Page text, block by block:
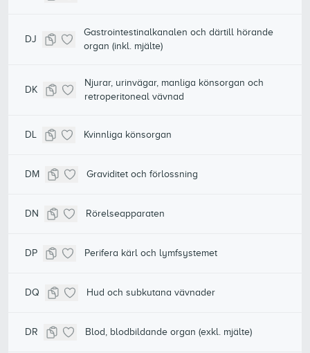
DJ
Gastrointestinalkanalen och därtill hörande
organ (inkl. mjälte)
DK
Njurar, urinvägar, manliga könsorgan och
retroperitoneal vävnad
DL Kvinnliga könsorgan
DM Graviditet och förlossning
DN Rörelseapparaten
DP Perifera kärl och lymfsystemet
DQ Hud och subkutana vävnader
DR Blod, blodbildande organ (exkl. mjälte)